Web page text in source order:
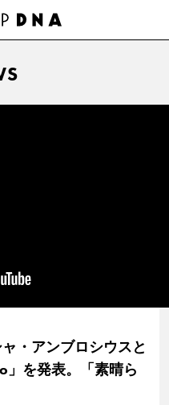
・アンブロシウスと
」を発表。「素晴ら